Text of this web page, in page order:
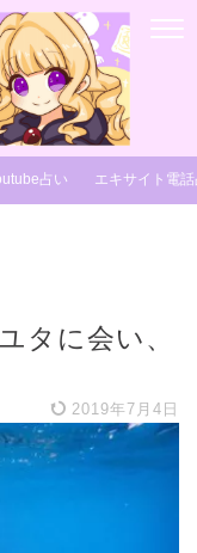
占い エキサイト電
タに会い、
2019年7月4日